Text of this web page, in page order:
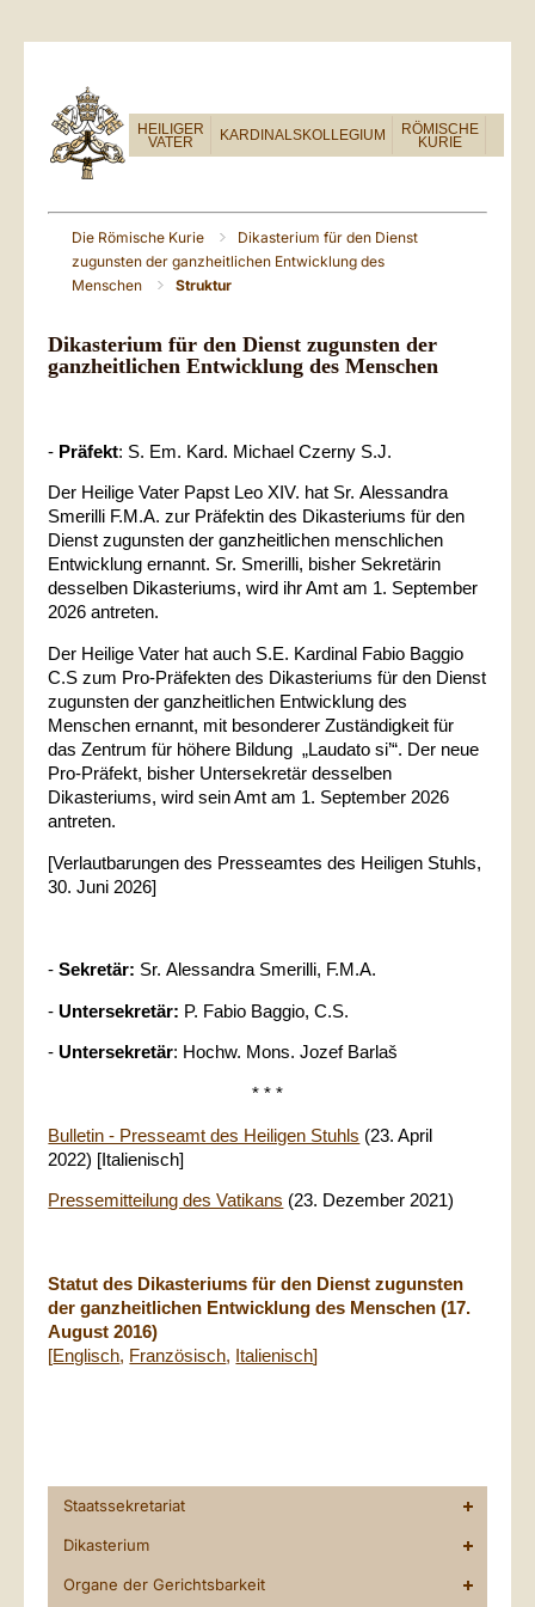
HEILIGER
VATER KARDINALSKOLLEGIUM RÖMISCHE
KURIE
Die Römische Kurie
Dikasterium für den Dienst
zugunsten der ganzheitlichen Entwicklung des
Menschen
Struktur
Dikasterium für den Dienst zugunsten der
ganzheitlichen Entwicklung des Menschen
- Präfekt: S. Em. Kard. Michael Czerny S.J.
Der Heilige Vater Papst Leo XIV. hat Sr. Alessandra
Smerilli F.M.A. zur Präfektin des Dikasteriums für den
Dienst zugunsten der ganzheitlichen menschlichen
Entwicklung ernannt. Sr. Smerilli, bisher Sekretärin
desselben Dikasteriums, wird ihr Amt am 1. September
2026 antreten.
Der Heilige Vater hat auch S.E. Kardinal Fabio Baggio
C.S zum Pro-Präfekten des Dikasteriums für den Dienst
zugunsten der ganzheitlichen Entwicklung des
Menschen ernannt, mit besonderer Zuständigkeit für
das Zentrum für höhere Bildung „Laudato si’“. Der neue
Pro-Präfekt, bisher Untersekretär desselben
Dikasteriums, wird sein Amt am 1. September 2026
antreten.
[Verlautbarungen des Presseamtes des Heiligen Stuhls,
30. Juni 2026]
-Sekretär: Sr. Alessandra Smerilli, F.M.A.
-Untersekretär: P. Fabio Baggio, C.S.
-Untersekretär: Hochw. Mons. Jozef Barlaš
* * *
Bulletin - Presseamt des Heiligen Stuhls (23. April
2022) [Italienisch]
Pressemitteilung des Vatikans (23. Dezember 2021)
Statut des Dikasteriums für den Dienst zugunsten
der ganzheitlichen Entwicklung des Menschen (17.
August 2016)
[Englisch, Französisch, Italienisch]
Staatssekretariat
Dikasterium
Organe der Gerichtsbarkeit